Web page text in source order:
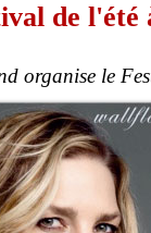
de l'été
organise le